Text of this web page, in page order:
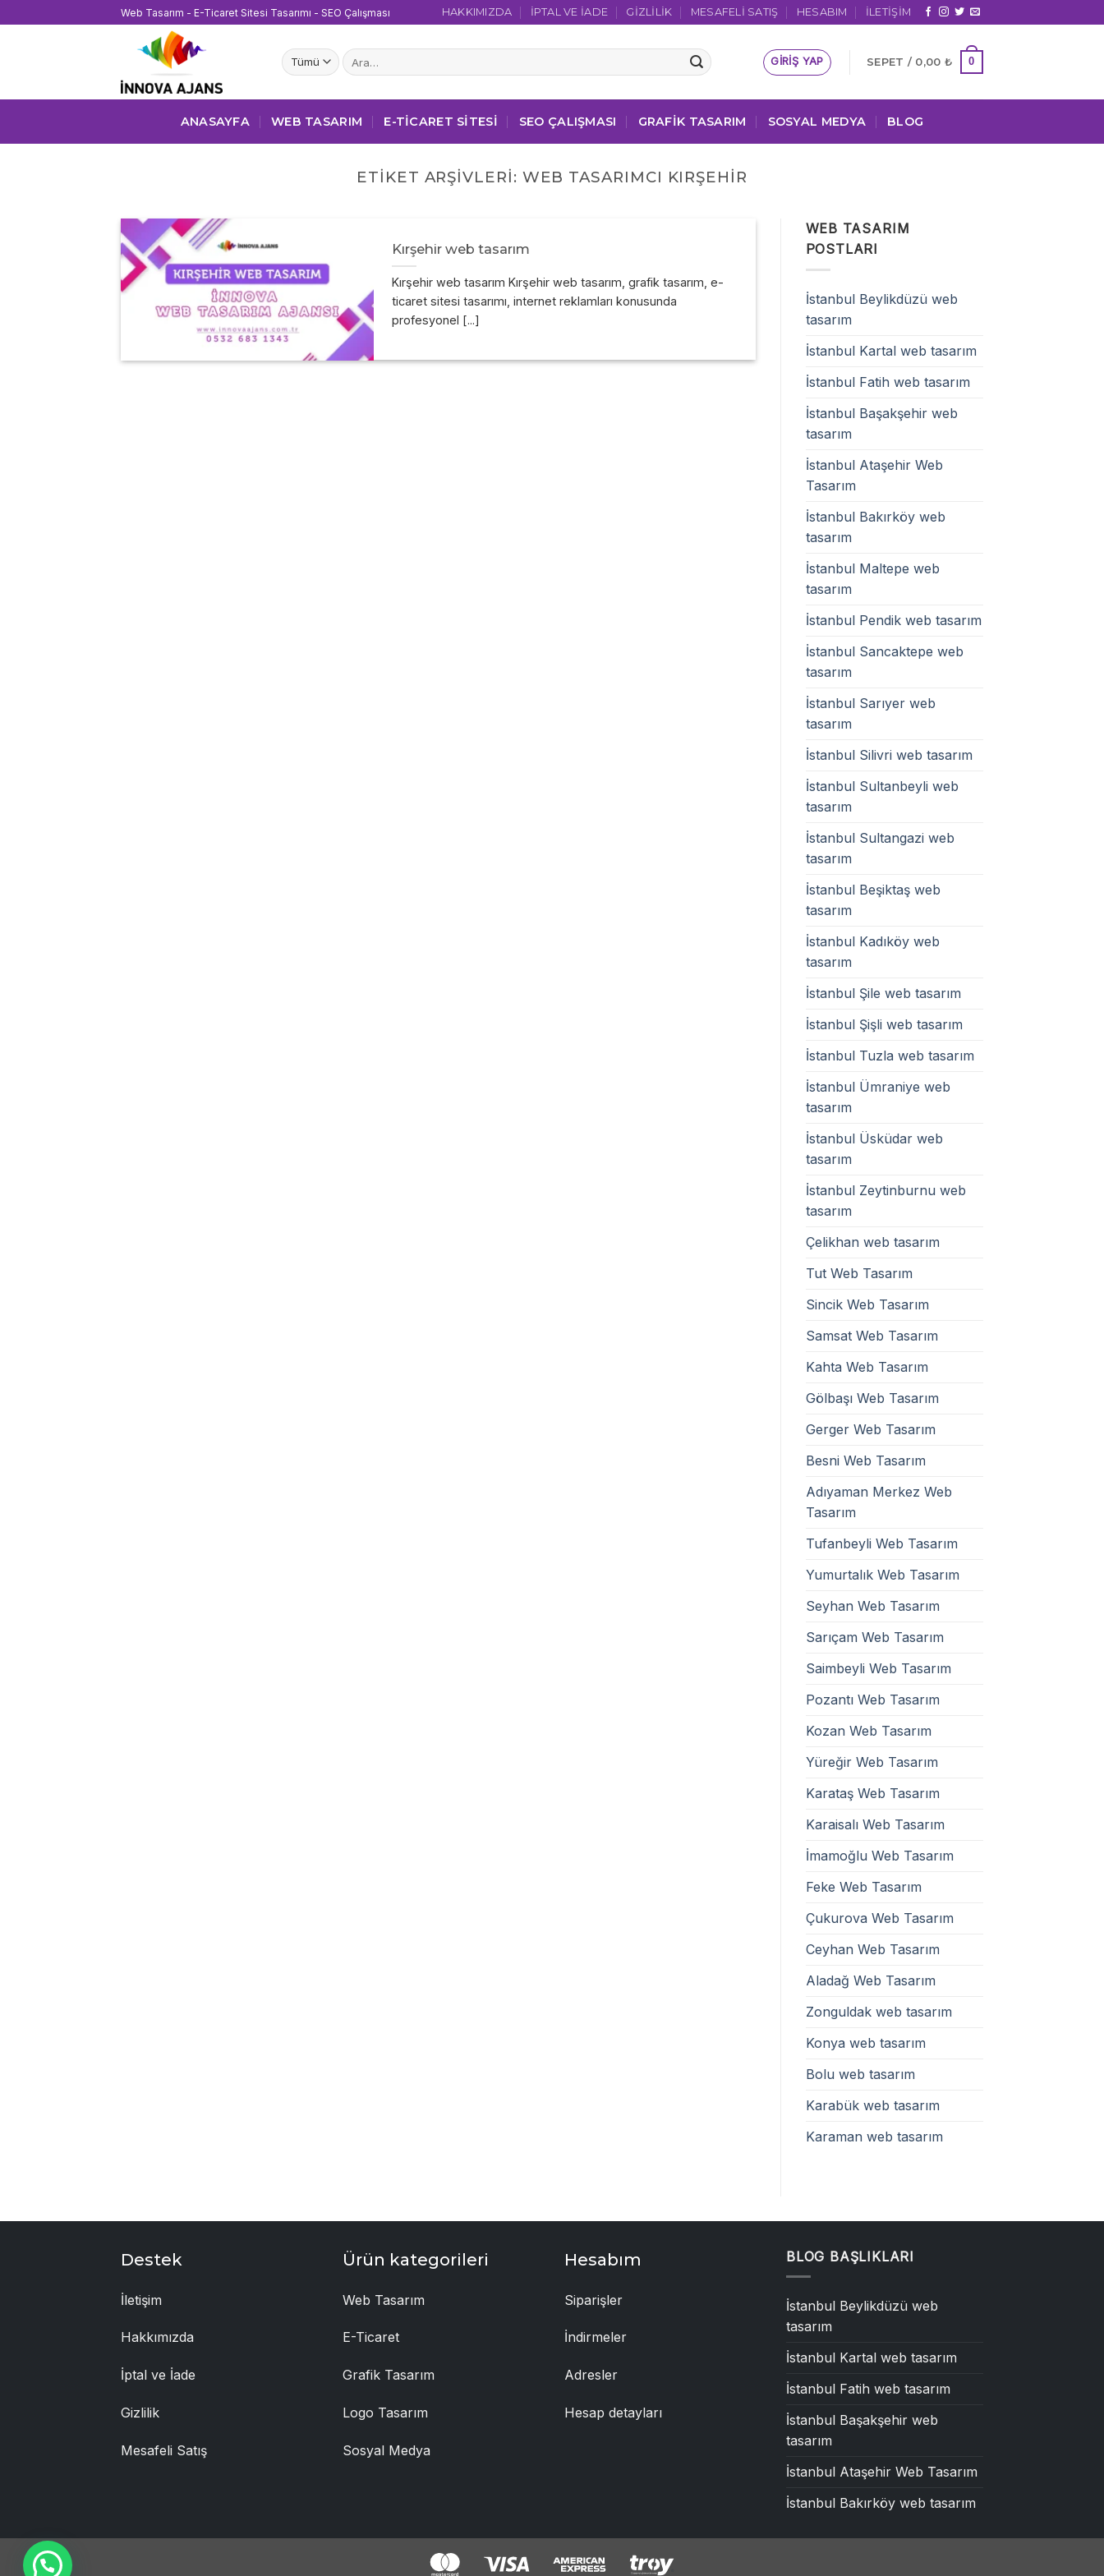
atla
Web Tasarım - E-Ticaret Sitesi Tasarımı - SEO Çalışması HAKKIMIZDA İPTAL VE İADE GIZLILIK MESAFELI SATIŞ HESABIM İLETIŞIM
Ara: GIRIŞ YAP SEPET / 0,00 ₺ 0
ANASAYFA WEB TASARIM E-TICARET SITESI SEO ÇALIŞMASI GRAFIK TASARIM SOSYAL MEDYA BLOG
ETIKET ARŞIVLERI: WEB TASARIMCI KIRŞEHIR
Kırşehir web tasarım
Kırşehir web tasarım Kırşehir web tasarım, grafik tasarım, e-
ticaret sitesi tasarımı, internet reklamları konusunda
profesyonel [...]
WEB TASARIM
POSTLARI
İstanbul Beylikdüzü web
tasarım
İstanbul Kartal web tasarım
İstanbul Fatih web tasarım
İstanbul Başakşehir web
tasarım
İstanbul Ataşehir Web
Tasarım
İstanbul Bakırköy web
tasarım
İstanbul Maltepe web
tasarım
İstanbul Pendik web tasarım
İstanbul Sancaktepe web
tasarım
İstanbul Sarıyer web
tasarım
İstanbul Silivri web tasarım
İstanbul Sultanbeyli web
tasarım
İstanbul Sultangazi web
tasarım
İstanbul Beşiktaş web
tasarım
İstanbul Kadıköy web
tasarım
İstanbul Şile web tasarım
İstanbul Şişli web tasarım
İstanbul Tuzla web tasarım
İstanbul Ümraniye web
tasarım
İstanbul Üsküdar web
tasarım
İstanbul Zeytinburnu web
tasarım
Çelikhan web tasarım
Tut Web Tasarım
Sincik Web Tasarım
Samsat Web Tasarım
Kahta Web Tasarım
Gölbaşı Web Tasarım
Gerger Web Tasarım
Besni Web Tasarım
Adıyaman Merkez Web
Tasarım
Tufanbeyli Web Tasarım
Yumurtalık Web Tasarım
Seyhan Web Tasarım
Sarıçam Web Tasarım
Saimbeyli Web Tasarım
Pozantı Web Tasarım
Kozan Web Tasarım
Yüreğir Web Tasarım
Karataş Web Tasarım
Karaisalı Web Tasarım
İmamoğlu Web Tasarım
Feke Web Tasarım
Çukurova Web Tasarım
Ceyhan Web Tasarım
Aladağ Web Tasarım
Zonguldak web tasarım
Konya web tasarım
Bolu web tasarım
Karabük web tasarım
Karaman web tasarım
Destek
İletişim
Hakkımızda
İptal ve İade
Gizlilik
Mesafeli Satış
Ürün kategorileri
Web Tasarım
E-Ticaret
Grafik Tasarım
Logo Tasarım
Sosyal Medya
Hesabım
Siparişler
İndirmeler
Adresler
Hesap detayları
BLOG BAŞLIKLARI
İstanbul Beylikdüzü web
tasarım
İstanbul Kartal web tasarım
İstanbul Fatih web tasarım
İstanbul Başakşehir web
tasarım
İstanbul Ataşehir Web Tasarım
İstanbul Bakırköy web tasarım